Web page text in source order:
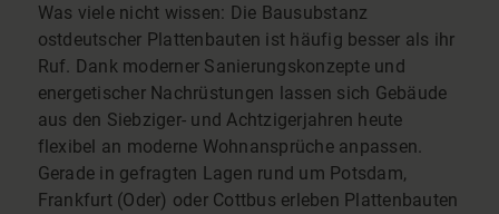
Was viele nicht wissen: Die Bausubstanz
ostdeutscher Plattenbauten ist häufig besser als ihr
Ruf. Dank moderner Sanierungskonzepte und
energetischer Nachrüstungen lassen sich Gebäude
aus den Siebziger- und Achtzigerjahren heute
flexibel an moderne Wohnansprüche anpassen.
Gerade in gefragten Lagen rund um Potsdam,
Frankfurt (Oder) oder Cottbus erleben Plattenbauten